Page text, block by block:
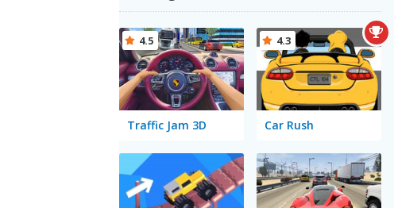
Traffic Jam 3D
4.5
Car Rush
4.3